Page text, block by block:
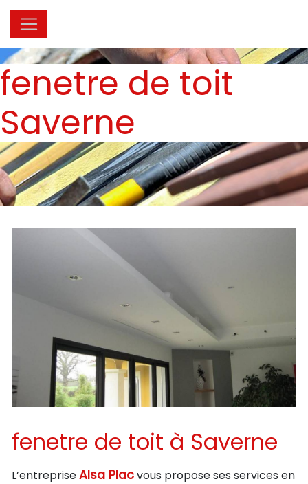
fenetre de toit
Saverne
fenetre de toit à Saverne
L’entrepriseAlsa Placvous propose ses services en
Panneau de gestion des cookies